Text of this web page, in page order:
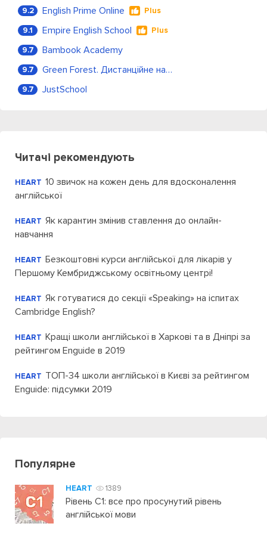
9.2 English Prime Online Plus
9.1 Empire English School Plus
9.7 Bambook Academy
9.7 Green Forest. Дистанційне навчання
9.7 JustSchool
Читачі рекомендують
HEART 10 звичок на кожен день для вдосконалення
англійської
HEART Як карантин змінив ставлення до онлайн-
навчання
HEART Безкоштовні курси англійської для лікарів у
Першому Кембриджському освітньому центрі!
HEART Як готуватися до секції «Speaking» на іспитах
Cambridge English?
HEART Кращі школи англійської в Харкові та в Дніпрі за
рейтингом Enguide в 2019
HEART ТОП-34 школи англійської в Києві за рейтингом
Enguide: підсумки 2019
Популярне
HEART 1389
Рівень C1: все про просунутий рівень
англійської мови